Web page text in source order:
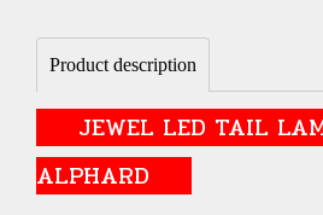
Product description
JEWEL LED TAIL
ALPHARD